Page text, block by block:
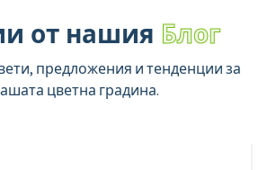
от нашия Блог
предложения и тенденции за
цветна градина.